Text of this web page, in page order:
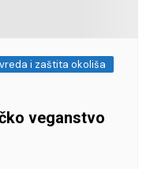
i zaštita okoliša
veganstvo